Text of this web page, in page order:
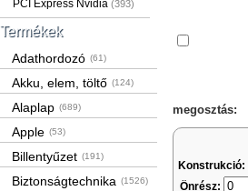
PCI Express Nvidia (393)
Termékek
Adathordozó (61)
Akku, elem, töltő (124)
Alaplap (689)
Apple (53)
Billentyűzet (191)
Biztonságtechnika (1526)
megosztás:
Konstrukció:
Önrész: